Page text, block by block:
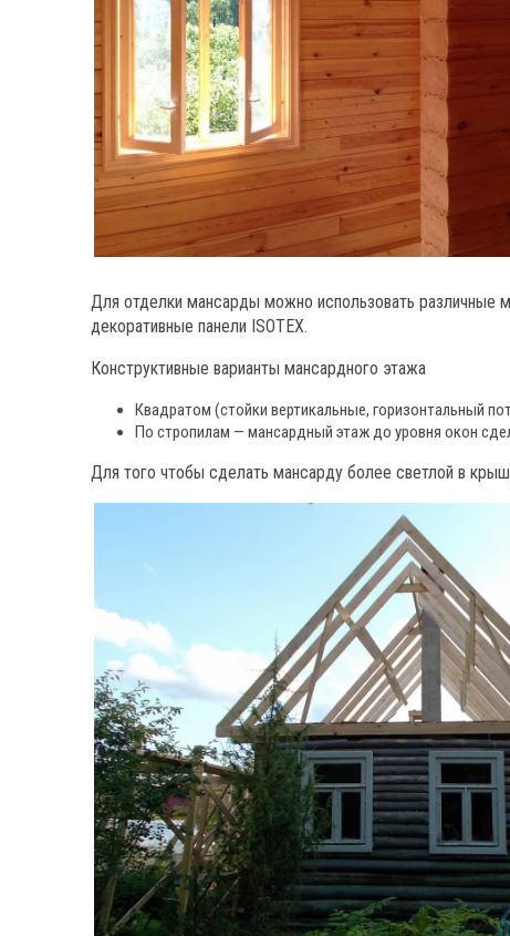
Для отделки мансарды можно использовать различные
декоративные панели ISOTEX.
Конструктивные варианты мансардного этажа
Квадратом (стойки вертикальные, горизонтальный
По стропилам — мансардный этаж до уровня окон
Для того чтобы сделать мансарду более светлой в